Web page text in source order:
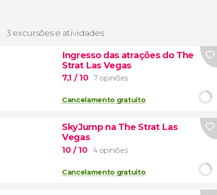
3 excursões e atividades
Ingresso das atrações do The
Strat Las Vegas
7,1 / 10 7 opiniões
Cancelamento gratuito
SkyJump na The Strat Las
Vegas
10 / 10 4 opiniões
Cancelamento gratuito